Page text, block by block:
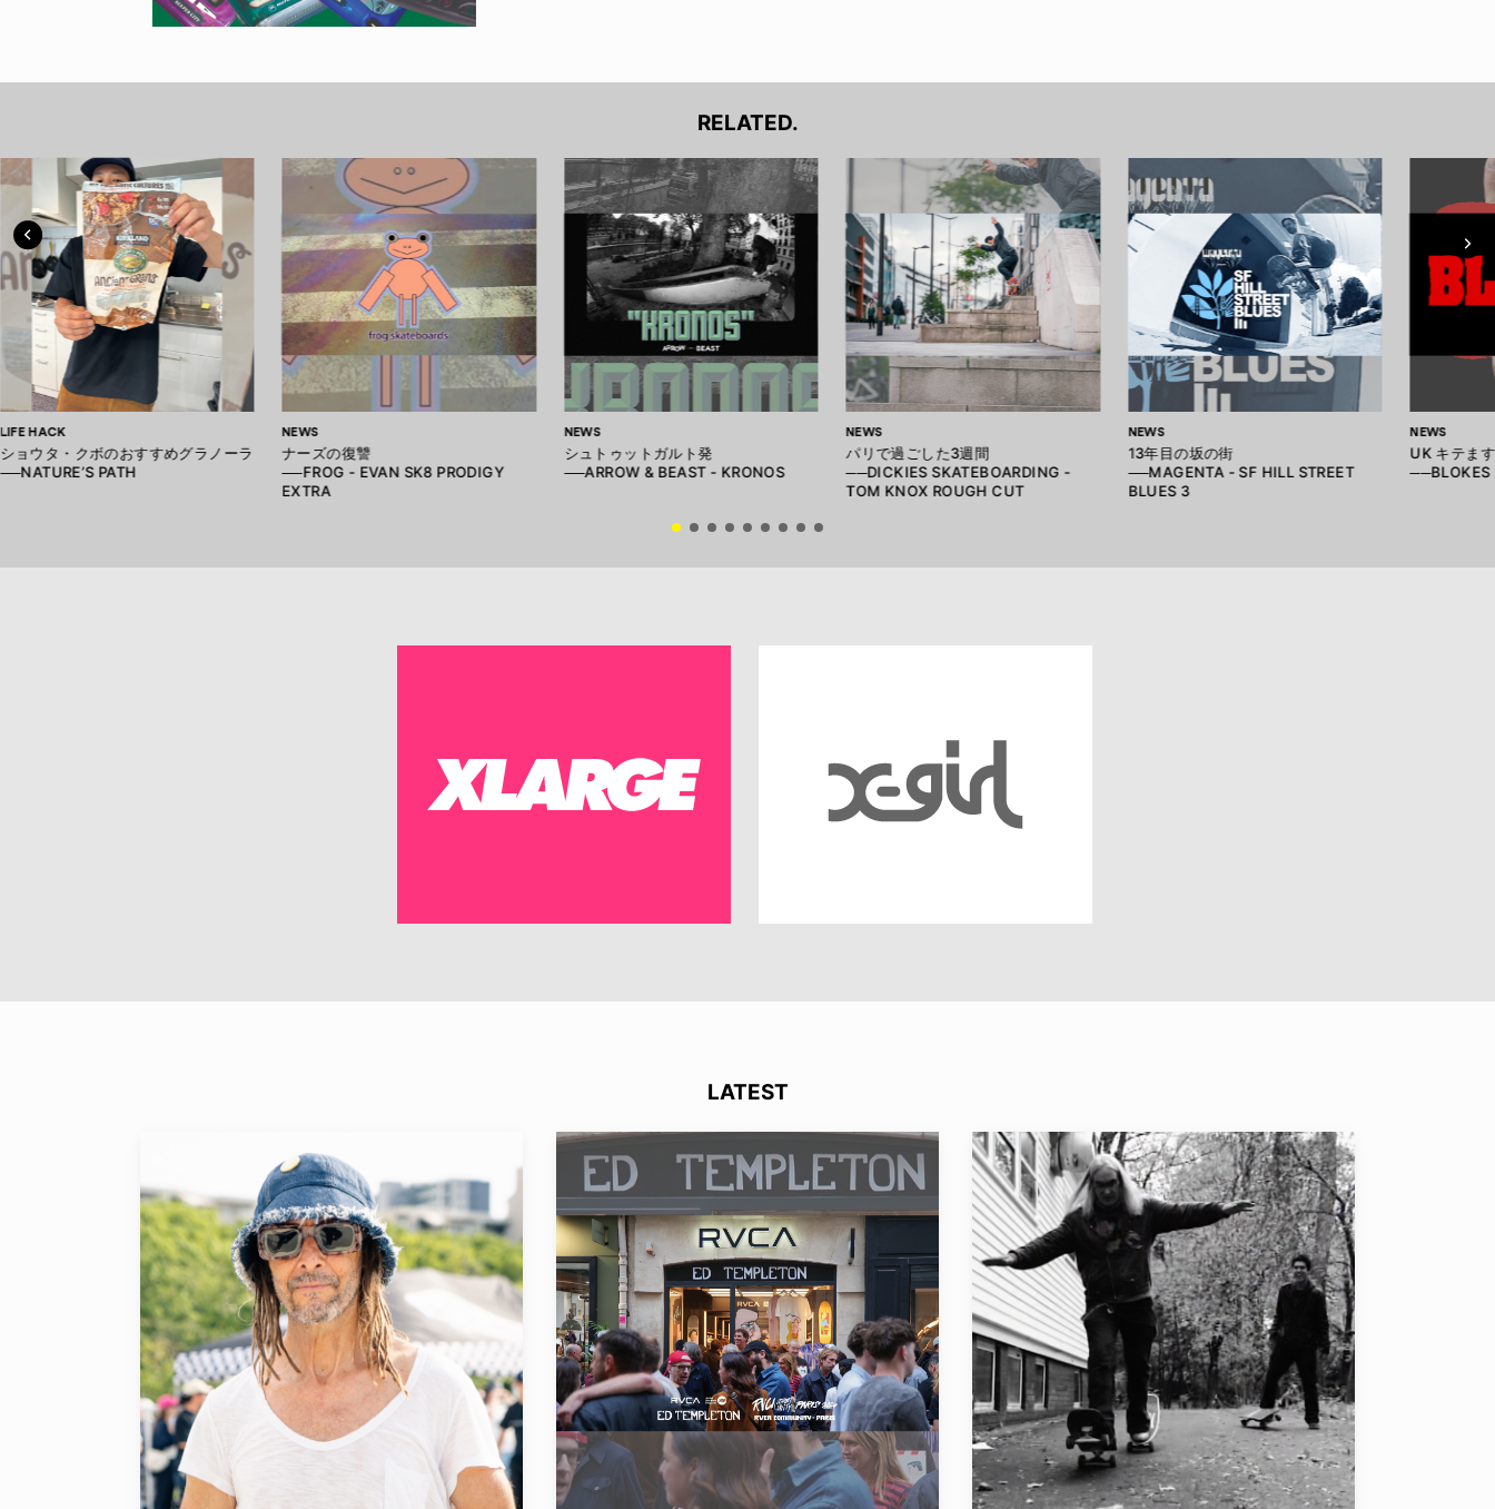
RELATED.
LIFE HACK
ショウタ・クボのおすすめグラノーラ
──NATURE’S PATH
NEWS
ナーズの復讐
──FROG - EVAN SK8 PRODIGY
EXTRA
NEWS
シュトゥットガルト発
──ARROW & BEAST - KRONOS
NEWS
パリで過ごした3週間
──DICKIES SKATEBOARDING -
TOM KNOX ROUGH CUT
NEWS
13年目の坂の街
──MAGENTA - SF HILL STREET
BLUES 3
NEWS
UK キテます
──BLOKES
LATEST